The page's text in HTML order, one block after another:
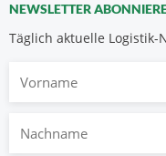
NEWSLETTER
Täglich aktuelle Logistik-
Nachname